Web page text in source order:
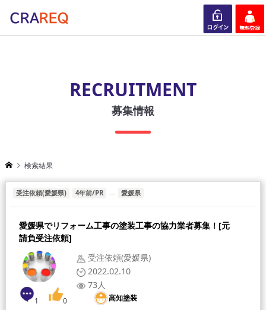
RECRUITMENT
募集情報
検索結果
受注依頼(愛媛県) 4年前/PR 愛媛県
愛媛県でリフォーム工事の塗装工事の協力業者募集！[元
請負受注依頼]
受注依頼(愛媛県)
2022.02.10
73人
高知塗装
1 0